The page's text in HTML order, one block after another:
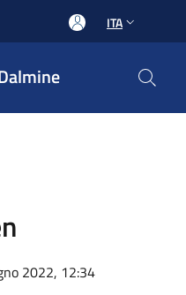
ITA
2022, 12:34